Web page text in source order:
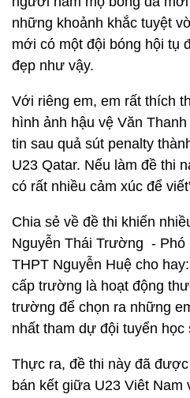
những khoảnh khắc tuyệt
mới có một đội bóng hội tụ
đẹp như vậy.
Với riêng em, em rất thích
hình ảnh hậu vệ Văn
tin sau quả sút penalty
U23 Qatar. Nếu làm đề thi
có rất nhiều cảm xúc để
Chia sẻ về đề thi khiến
Nguyễn Thái Trường -
THPT Nguyễn Huệ cho
cấp trường là hoạt động
trường để chọn ra những
nhất tham dự đội tuyển học
Thực ra, đề thi này đã
bán kết giữa U23 Viêt Nam